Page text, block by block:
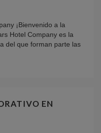
¡Bienvenido a la
Hotel Company es la
del que forman parte las
EN